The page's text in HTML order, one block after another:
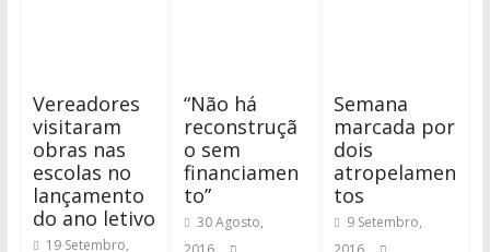
Vereadores
visitaram
obras nas
escolas no
lançamento
do ano letivo
19 Setembro,
“Não há
reconstruçã
o sem
financiamen
to”
30 Agosto,
Semana
marcada por
dois
atropelamen
tos
9 Setembro,